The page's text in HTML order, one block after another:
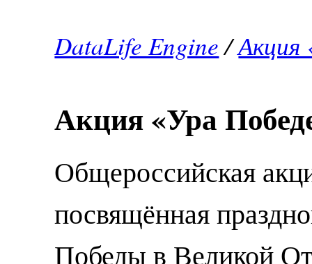
DataLife Engine/Акция
Акция «Ура
Общероссийская
посвящённая
Победы в Великой